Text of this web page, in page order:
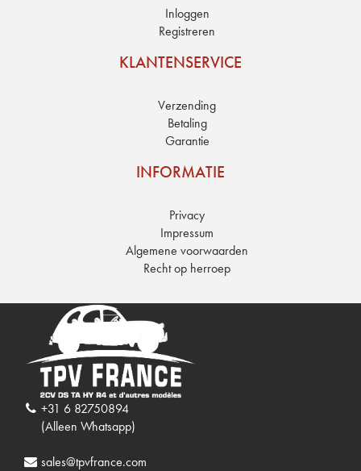
Inloggen
Registreren
KLANTENSERVICE
Verzending
Betaling
Garantie
INFORMATIE
Privacy
Impressum
Algemene voorwaarden
Recht op herroep
+31 6 82750894
(Alleen Whatsapp)
sales@tpvfrance.com